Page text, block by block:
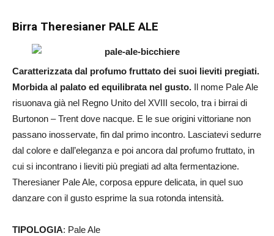
Birra Theresianer PALE ALE
Caratterizzata dal profumo fruttato dei suoi lieviti pregiati.
Morbida al palato ed equilibrata nel gusto. Il nome Pale Ale
risuonava già nel Regno Unito del XVIII secolo, tra i birrai di
Burtonon – Trent dove nacque. E le sue origini vittoriane non
passano inosservate, fin dal primo incontro. Lasciatevi sedurre
dal colore e dall’eleganza e poi ancora dal profumo fruttato, in
cui si incontrano i lieviti più pregiati ad alta fermentazione.
Theresianer Pale Ale, corposa eppure delicata, in quel suo
danzare con il gusto esprime la sua rotonda intensità.
TIPOLOGIA: Pale Ale